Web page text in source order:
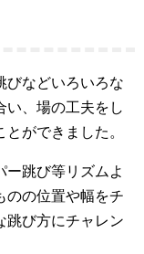
びなどいろいろな
い、場の工夫をし
ができました。
ー跳び等リズムよ
のの位置や幅をチ
跳び方にチャレン